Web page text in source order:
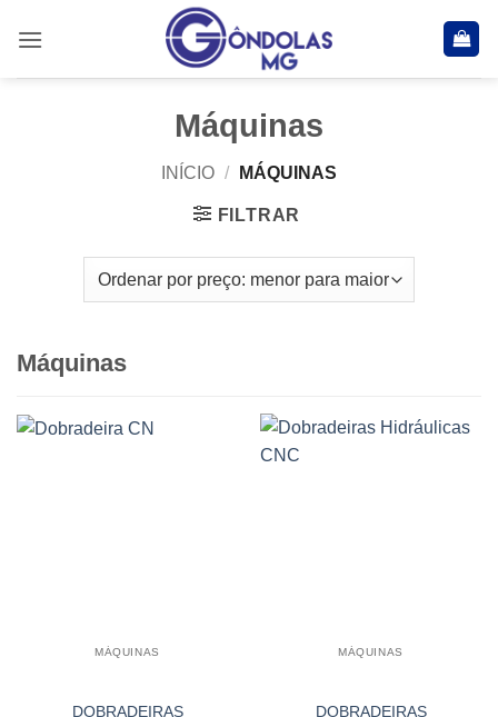
Máquinas
INÍCIO / MÁQUINAS
FILTRAR
Máquinas
MÁQUINAS
DOBRADEIRAS
MÁQUINAS
DOBRADEIRAS